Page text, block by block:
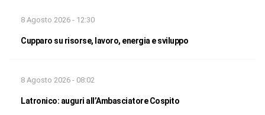
8 Agosto 2026 - 12:30
Cupparo su risorse, lavoro, energia e sviluppo
8 Agosto 2026 - 08:02
Latronico: auguri all’Ambasciatore Cospito